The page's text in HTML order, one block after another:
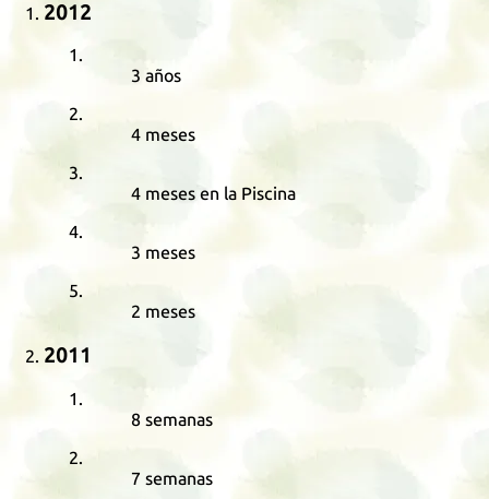
2012
3 años
4 meses
4 meses en la Piscina
3 meses
2 meses
2011
8 semanas
7 semanas